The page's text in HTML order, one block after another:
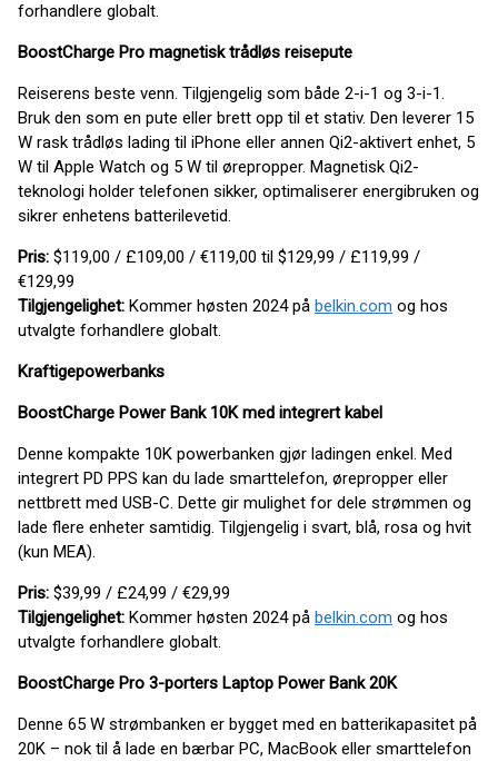
forhandlere globalt.
BoostCharge Pro magnetisk trådløs reisepute
Reiserens beste venn. Tilgjengelig som både 2-i-1 og 3-i-1.
Bruk den som en pute eller brett opp til et stativ. Den leverer 15
W rask trådløs lading til iPhone eller annen Qi2-aktivert enhet, 5
W til Apple Watch og 5 W til ørepropper. Magnetisk Qi2-
teknologi holder telefonen sikker, optimaliserer energibruken og
sikrer enhetens batterilevetid.
Pris: $119,00 / £109,00 / €119,00 til $129,99 / £119,99 /
€129,99
Tilgjengelighet: Kommer høsten 2024 på belkin.com og hos
utvalgte forhandlere globalt.
Kraftigepowerbanks
BoostCharge Power Bank 10K med integrert kabel
Denne kompakte 10K powerbanken gjør ladingen enkel. Med
integrert PD PPS kan du lade smarttelefon, ørepropper eller
nettbrett med USB-C. Dette gir mulighet for dele strømmen og
lade flere enheter samtidig. Tilgjengelig i svart, blå, rosa og hvit
(kun MEA).
Pris: $39,99 / £24,99 / €29,99
Tilgjengelighet: Kommer høsten 2024 på belkin.com og hos
utvalgte forhandlere globalt.
BoostCharge Pro 3-porters Laptop Power Bank 20K
Denne 65 W strømbanken er bygget med en batterikapasitet på
20K – nok til å lade en bærbar PC, MacBook eller smarttelefon